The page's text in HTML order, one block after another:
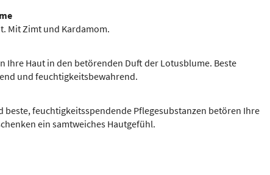
Mit Zimt und Kardamom.
Ihre Haut in den betörenden Duft der Lotusblume. Beste
und feuchtigkeitsbewahrend.
beste, feuchtigkeitsspendende Pflegesubstanzen betören Ihre
ein samtweiches Hautgefühl.